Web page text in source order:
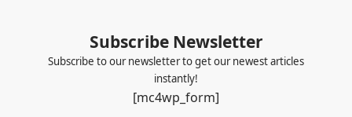
Subscribe Newsletter
Subscribe to our newsletter to get our newest articles
instantly!
[mc4wp_form]